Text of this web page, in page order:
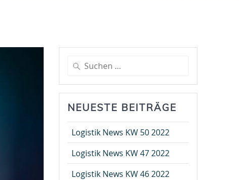
Suche
nach:
NEUESTE BEITRÄGE
Logistik News KW 50 2022
Logistik News KW 47 2022
Logistik News KW 46 2022